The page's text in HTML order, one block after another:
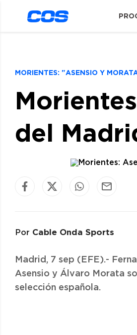
MORIENTES: "ASENSIO Y
del
Por Cable Onda Sports
Madrid, 7 sep (EFE).-
Asensio y Álvaro Morata
selección española.